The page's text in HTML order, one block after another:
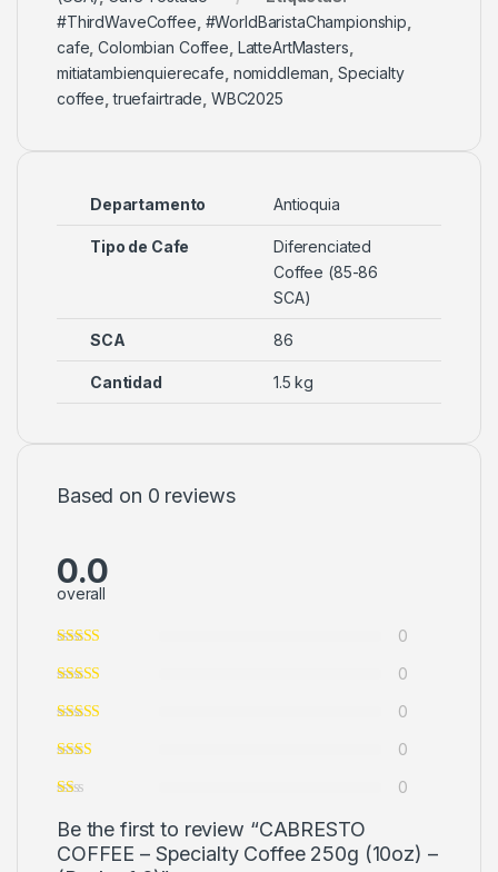
e
5
#ThirdWaveCoffee #WorldBaristaChampionship
cafe ,Colombian Coffee LatteArtMasters
mitiatambienquierecafe nomiddleman Specialty
coffee ,truefairtrade WBC2025
Departamento Antioquia
Tipo de Cafe
Diferenciated
Coffee (85-86
SCA)
SCA 86
Cantidad 1.5 kg
Based on 0 reviews
0.0
overall
0
0
0
0
0
Be the first to review “CABRESTO
COFFEE – Specialty Coffee 250g (10oz) –